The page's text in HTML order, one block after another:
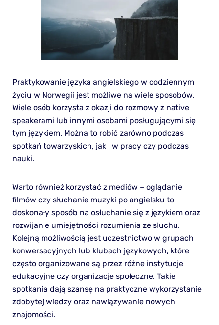
Praktykowanie języka angielskiego w codziennym
życiu w Norwegii jest możliwe na wiele sposobów.
Wiele osób korzysta z okazji do rozmowy z native
speakerami lub innymi osobami posługującymi się
tym językiem. Można to robić zarówno podczas
spotkań towarzyskich, jak i w pracy czy podczas
nauki.
Warto również korzystać z mediów – oglądanie
filmów czy słuchanie muzyki po angielsku to
doskonały sposób na osłuchanie się z językiem oraz
rozwijanie umiejętności rozumienia ze słuchu.
Kolejną możliwością jest uczestnictwo w grupach
konwersacyjnych lub klubach językowych, które
często organizowane są przez różne instytucje
edukacyjne czy organizacje społeczne. Takie
spotkania dają szansę na praktyczne wykorzystanie
zdobytej wiedzy oraz nawiązywanie nowych
znajomości.